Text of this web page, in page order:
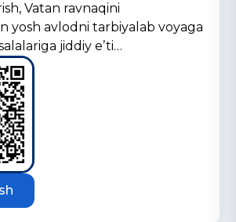
Vatan ravnaqini
yosh avlodni tarbiyalab voyaga
jiddiy eʼti…